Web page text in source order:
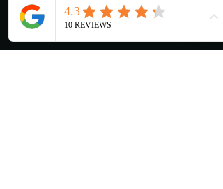
Torvveien 12c
1383 Asker